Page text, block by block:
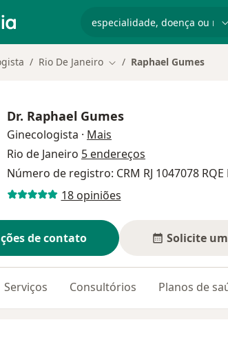
Rio De Janeiro Mudar de cidade
Raphael Gumes
Dr. Raphael Gumes
Ginecologista · Mais
Rio de Janeiro 5 endereços
Número de registro: CRM RJ 1047078 RQE
18 opiniões
de contato Solicite
Serviços Consultórios Planos de